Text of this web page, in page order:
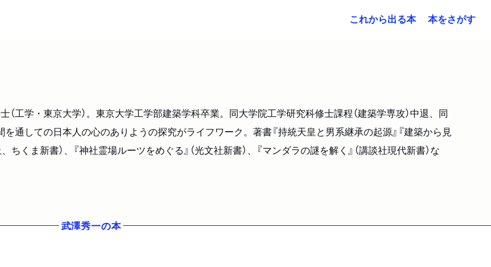
これから出る本 本をさがす
工学・東京大学）。東京大学工学部建築学科卒業。同大学院工学研究科修士課程（建築学専攻）中退、同
通しての日本人の心のありようの探究がライフワーク。著書『持統天皇と男系継承の起源』『建築から見
ちくま新書）、『神社霊場ルーツをめぐる』（光文社新書）、『マンダラの謎を解く』（講談社現代新書）な
武澤秀一の本